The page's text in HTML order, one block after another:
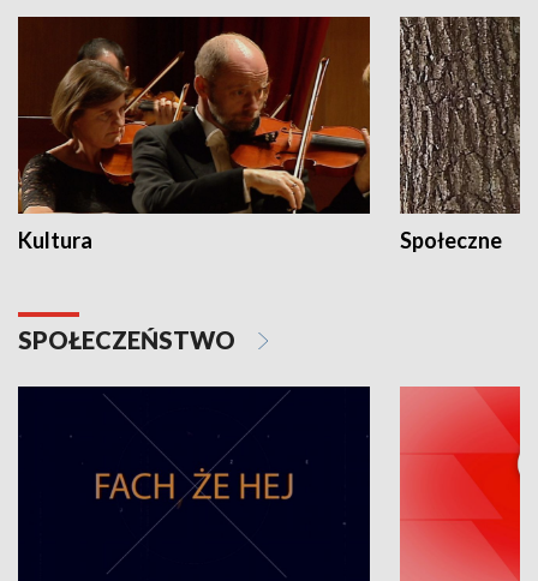
Kultura Społeczne
SPOŁECZEŃSTWO